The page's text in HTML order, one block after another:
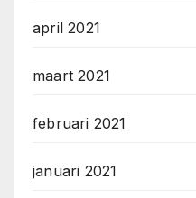
april 2021
maart 2021
februari 2021
januari 2021